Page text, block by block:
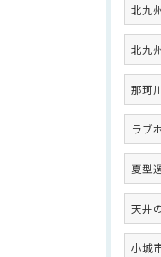
北九
北九
那珂
ラブ
夏型
天井
小城